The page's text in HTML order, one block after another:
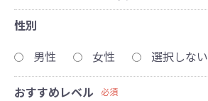
性別
男性
女性 選択しない
おすすめレベル 必須